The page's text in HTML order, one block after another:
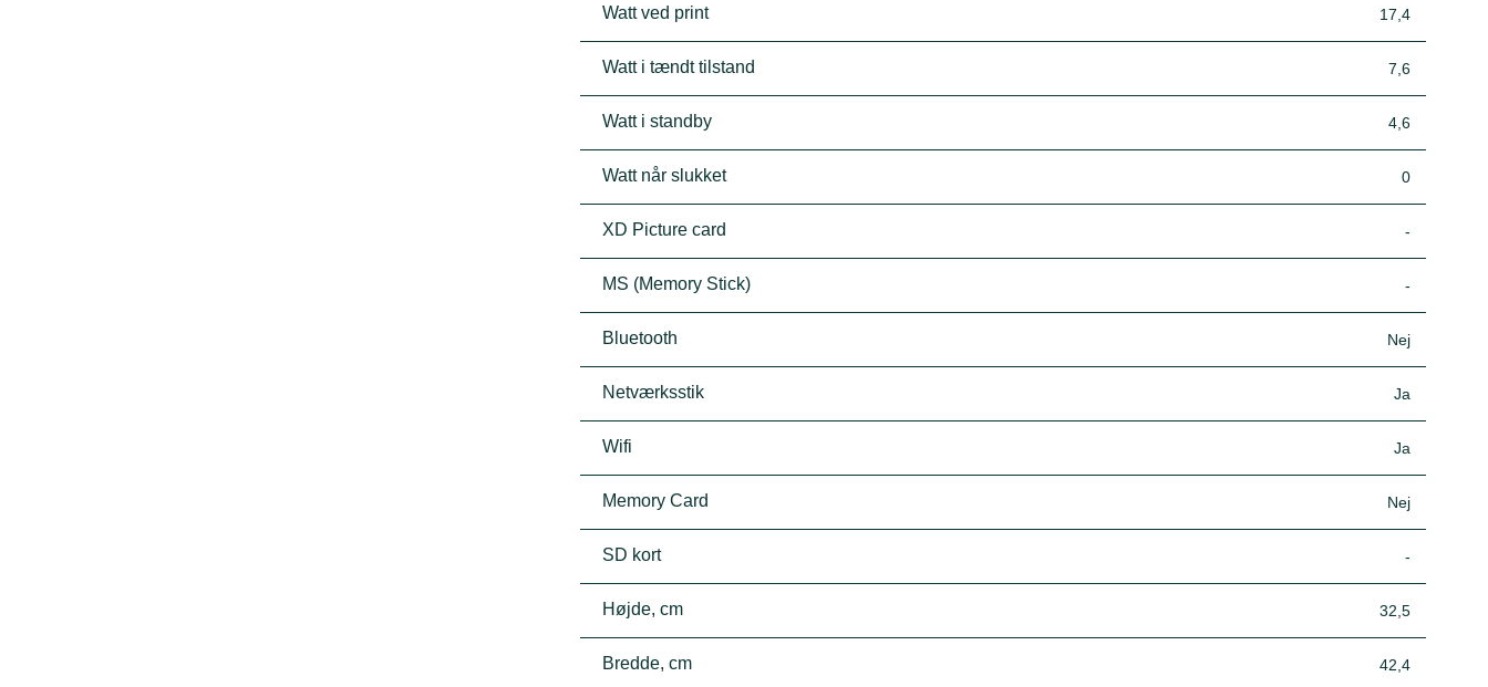
Watt ved print 17,4
Watt i tændt tilstand 7,6
Watt i standby 4,6
Watt når slukket 0
XD Picture card -
MS (Memory Stick) -
Bluetooth Nej
Netværksstik Ja
Wifi Ja
Memory Card Nej
SD kort -
Højde, cm 32,5
Bredde, cm 42,4